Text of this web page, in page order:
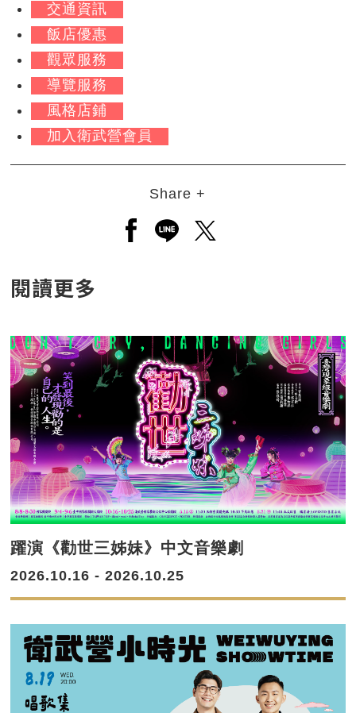
交通資訊
飯店優惠
觀眾服務
導覽服務
風格店鋪
加入衛武營會員
Share +
另開新視窗分享至facebook
另開新視窗分享至line
另開新視窗分享至
閱讀更多
躍演《勸世三姊妹》中文音樂劇
2026.10.16 - 2026.10.25